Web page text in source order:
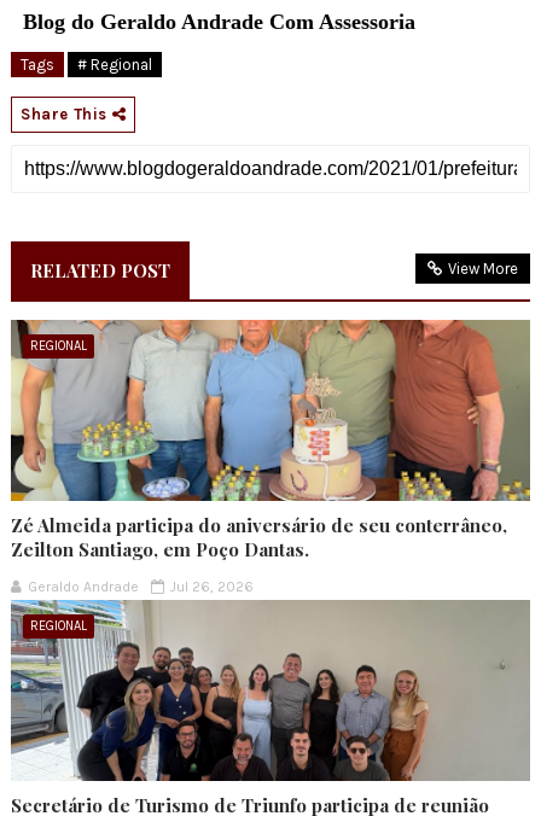
Blog do Geraldo Andrade Com Assessoria
Tags # Regional
Share This
RELATED POST View More
REGIONAL
Zé Almeida participa do aniversário de seu conterrâneo,
Zeilton Santiago, em Poço Dantas.
Geraldo Andrade Jul 26, 2026
REGIONAL
Secretário de Turismo de Triunfo participa de reunião